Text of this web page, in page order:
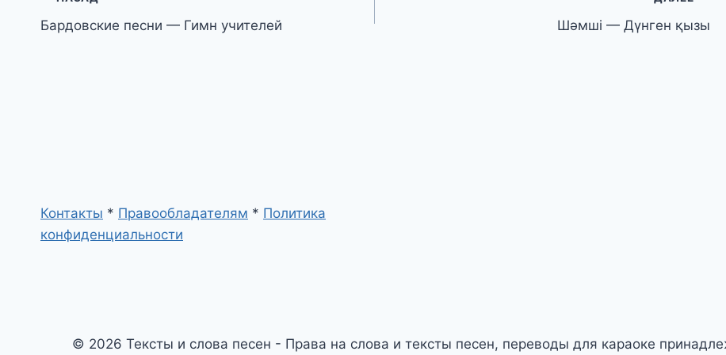
по
Бардовские песни — Гимн учителей Шәмші — Дүнген қызы
Контакты * Правообладателям * Политика
конфиденциальности
© 2026 Тексты и слова песен - Права на слова и тексты песен, переводы для караоке